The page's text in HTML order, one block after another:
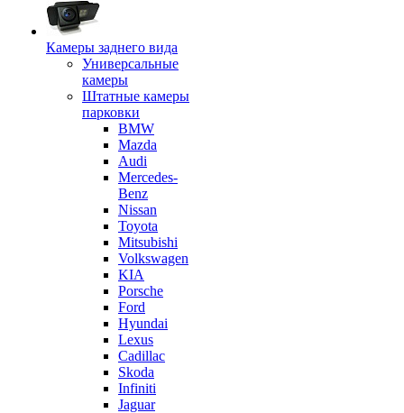
Камеры заднего вида
Универсальные
камеры
Штатные камеры
парковки
BMW
Mazda
Audi
Mercedes-
Benz
Nissan
Toyota
Mitsubishi
Volkswagen
KIA
Porsche
Ford
Hyundai
Lexus
Cadillac
Skoda
Infiniti
Jaguar